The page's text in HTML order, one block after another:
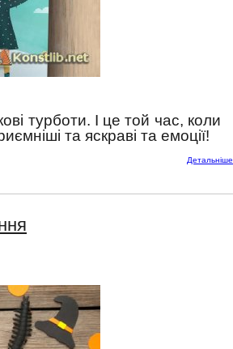
турботи. І це той час, коли
та яскраві та емоції!
Детальнiше